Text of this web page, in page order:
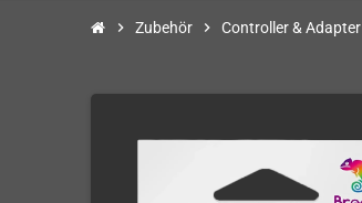
chevron_right Zubehör chevron_right Controller & Adapter